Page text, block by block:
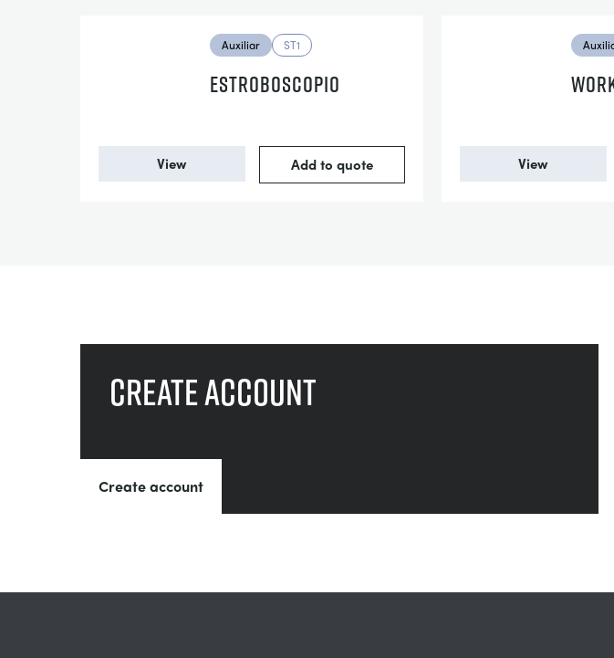
Auxiliar ST1
ESTROBOSCOPIO
View Add to quote View
Create account
Create account